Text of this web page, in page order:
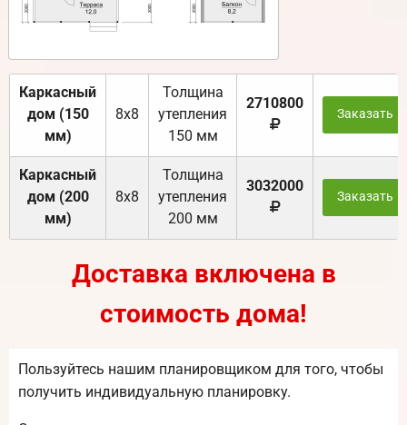
Каркасный
дом (150
мм)
8х8
Толщина
утепления
150 мм
2710800
Заказать
Каркасный
дом (200
мм)
8х8
Толщина
утепления
200 мм
3032000
Заказать
Доставка включена в
стоимость дома!
Пользуйтесь нашим планировщиком для того, чтобы
получить индивидуальную планировку.